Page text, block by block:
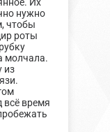
нужно
чтобы
роты
молчала.
из
всё время